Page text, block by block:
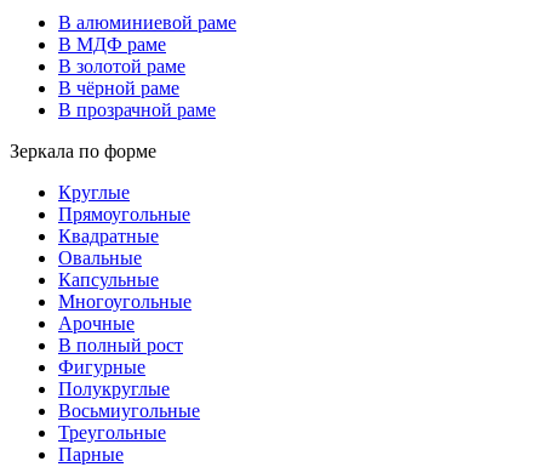
В алюминиевой раме
В МДФ раме
В золотой раме
В чёрной раме
В прозрачной раме
Зеркала по форме
Круглые
Прямоугольные
Квадратные
Овальные
Капсульные
Многоугольные
Арочные
В полный рост
Фигурные
Полукруглые
Восьмиугольные
Треугольные
Парные